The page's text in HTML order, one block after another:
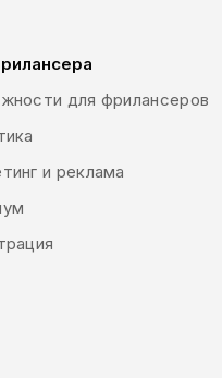
для фрилансеров
и реклама